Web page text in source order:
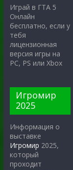
Играй в ГТА 5
Онлайн
бесплатно, если у
тебя
лицензионная
версия игры на
PC, PS или Xbox
Игромир
2025
Информация о
выставке
Игромир 2025,
который
проходит